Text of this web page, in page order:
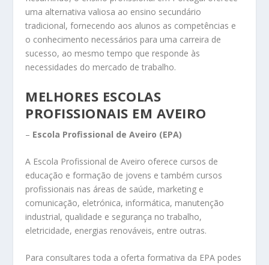
uma alternativa valiosa ao ensino secundário
tradicional, fornecendo aos alunos as competências e
o conhecimento necessários para uma carreira de
sucesso, ao mesmo tempo que responde às
necessidades do mercado de trabalho.
MELHORES ESCOLAS
PROFISSIONAIS EM AVEIRO
– Escola Profissional de Aveiro (EPA)
A Escola Profissional de Aveiro oferece cursos de
educação e formação de jovens e também cursos
profissionais nas áreas de saúde, marketing e
comunicação, eletrónica, informática, manutenção
industrial, qualidade e segurança no trabalho,
eletricidade, energias renováveis, entre outras.
Para consultares toda a oferta formativa da EPA podes